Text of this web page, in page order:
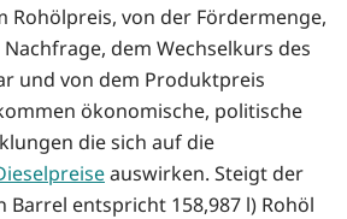
Rohölpreis, von der Fördermenge,
dem Wechselkurs des
und von dem Produktpreis
ökonomische, politische
die sich auf die
auswirken. Steigt der
Barrel entspricht 158,987 l) Rohöl